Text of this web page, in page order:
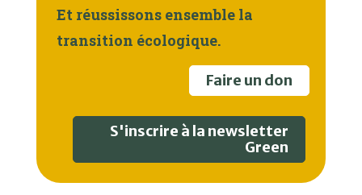
Et réussissons ensemble la
transition écologique.
Faire un don
S'inscrire à la newsletter
Green